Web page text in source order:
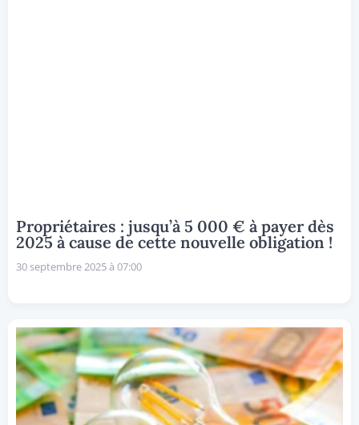
Propriétaires : jusqu’à 5 000 € à payer dès
2025 à cause de cette nouvelle obligation !
30 septembre 2025 à 07:00